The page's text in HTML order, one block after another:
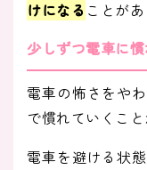
けになる ことが
少しずつ電車に慣
電車の怖さをや
で慣れていくこと
電車を避ける状